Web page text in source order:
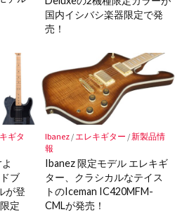
国内イシバシ楽器限定で発
売！
ギタ
ブ
が登
定
Ibanez/エレキギター /新製品情
報
Ibanez 限定モデル エレキギ
ター、クラシカルなテイス
トのIceman IC420MFM-
CMLが発売！